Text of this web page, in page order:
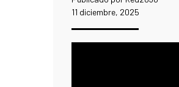
11 diciembre, 2025